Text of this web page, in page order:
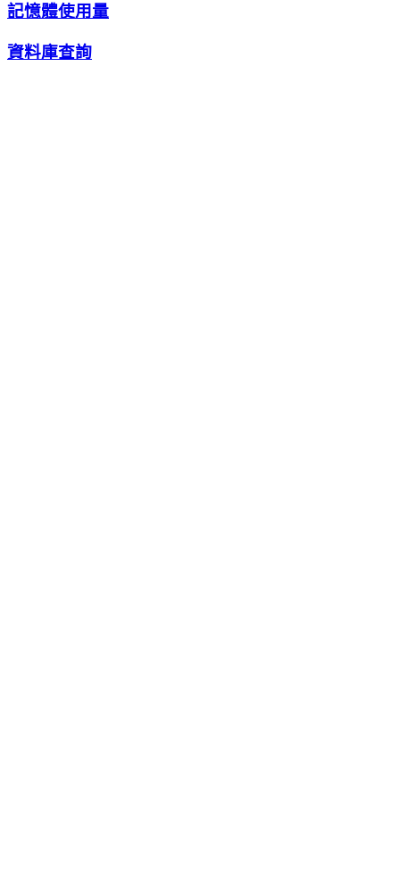
記憶體使用量
資料庫查詢